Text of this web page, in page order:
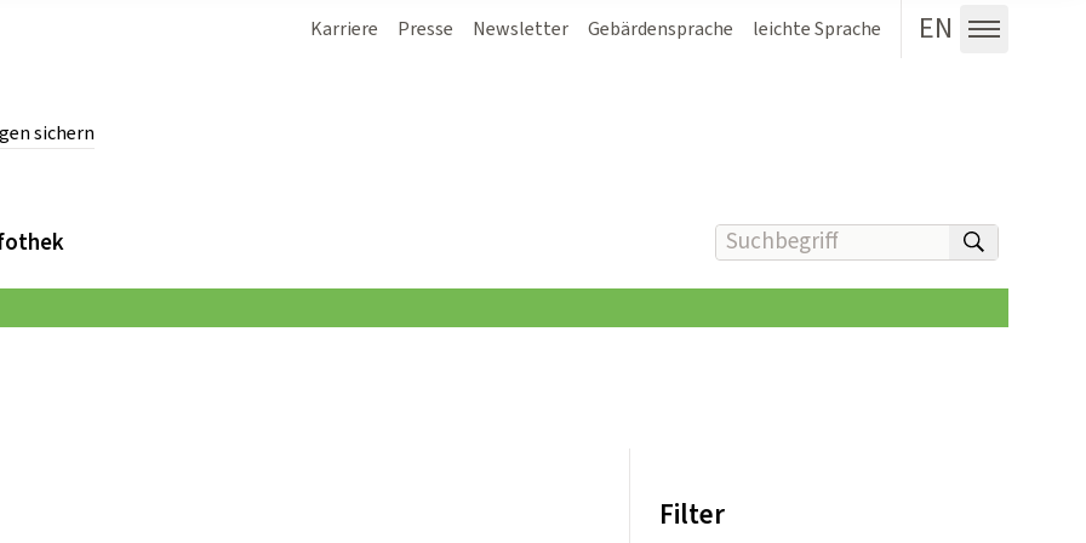
sichern
Karriere Presse Newsletter Gebärdensprache leichte Sprache EN
Menü
Suchbegriff(e) eingeben
Filter